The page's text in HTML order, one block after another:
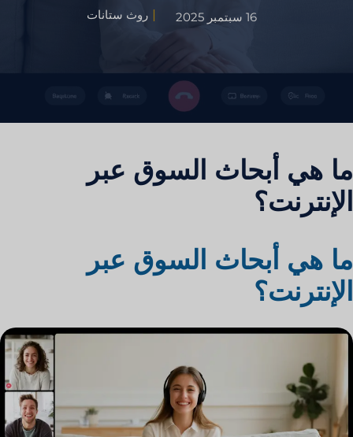
16 سبتمبر 2025 روث ستانات
ما هي أبحاث السوق عبر
الإنترنت؟
ما هي أبحاث السوق عبر
الإنترنت؟